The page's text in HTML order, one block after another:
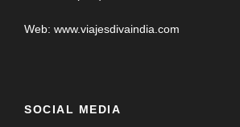
Internacional.
Web: www.viajesdivaindia.com
SOCIAL MEDIA